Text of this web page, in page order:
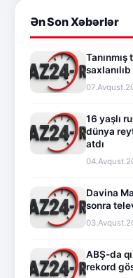
Ən Son Xəbərlər
saxlanılıb
16 yaşlı
dünya
atdı
Davina
sonra
ABŞ-da
rekord